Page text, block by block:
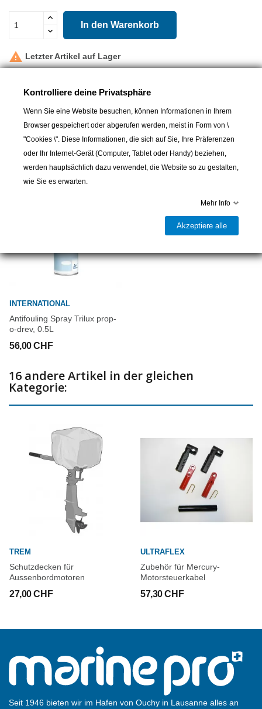
In den Warenkorb
 Letzter Artikel auf Lager
weitere Produkte
INTERNATIONAL
Antifouling Spray Trilux prop-
o-drev, 0.5L
56,00 CHF
16 andere Artikel in der gleichen
Kategorie:
TREM
Schutzdecken für
Aussenbordmotoren
27,00 CHF
ULTRAFLEX
Zubehör für Mercury-
Motorsteuerkabel
57,30 CHF
Seit 1946 bieten wir im Hafen von Ouchy in Lausanne alles an
Kontrolliere deine Privatsphäre
Wenn Sie eine Website besuchen, können Informationen in Ihrem
Browser gespeichert oder abgerufen werden, meist in Form von \
"Cookies \". Diese Informationen, die sich auf Sie, Ihre Präferenzen
oder Ihr Internet-Gerät (Computer, Tablet oder Handy) beziehen,
werden hauptsächlich dazu verwendet, die Website so zu gestalten,
wie Sie es erwarten.
Mehr Info
Akzeptiere alle